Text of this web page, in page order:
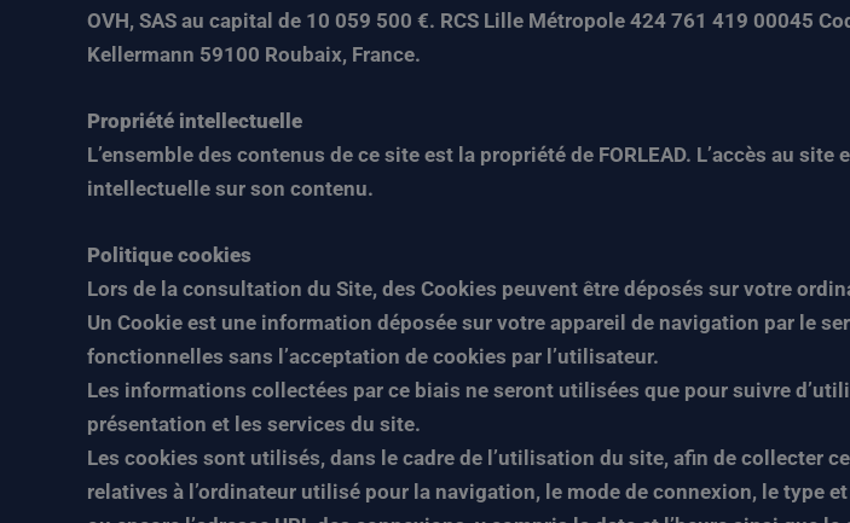
OVH, SAS au capital de 10 059 500 €. RCS Lille Métropole 424 761 419 00045
Kellermann 59100 Roubaix, France.
Propriété intellectuelle
L’ensemble des contenus de ce site est la propriété de FORLEAD. L’accès au
intellectuelle sur son contenu.
Politique cookies
Lors de la consultation du Site, des Cookies peuvent être déposés sur votre
Un Cookie est une information déposée sur votre appareil de navigation par le
fonctionnelles sans l’acceptation de cookies par l’utilisateur.
Les informations collectées par ce biais ne seront utilisées que pour suivre
présentation et les services du site.
Les cookies sont utilisés, dans le cadre de l’utilisation du site, afin de collecter
relatives à l’ordinateur utilisé pour la navigation, le mode de connexion, le type